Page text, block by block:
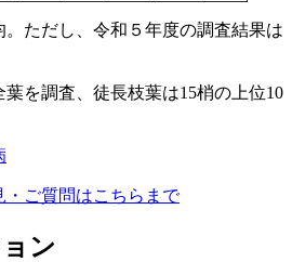
ただし、令和５年度の調査結果は
を調査、徒長枝葉は15梢の上位10
・ご質問はこちらまで
ン